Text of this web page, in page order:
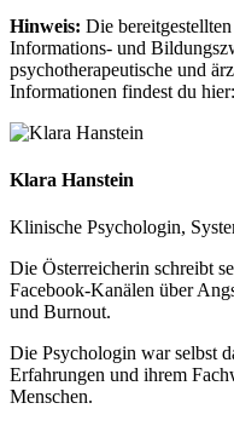
Hinweis: Die
Informations- und
psychotherapeutische und
Informationen findest du hier:
Klara Hanstein
Klinische Psychologin,
Die Österreicherin schreibt
Facebook-Kanälen über
und Burnout.
Die Psychologin war selbst
Erfahrungen und ihrem
Menschen.